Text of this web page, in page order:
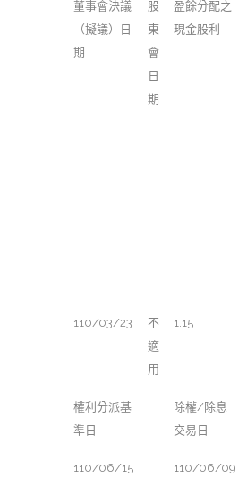
董事會決議
（擬議）日
期
股
東
會
日
期
盈餘分配之
現金股利
110/03/23
不
適
用
1.15
權利分派基
準日
除權/除息
交易日
110/06/15 110/06/09